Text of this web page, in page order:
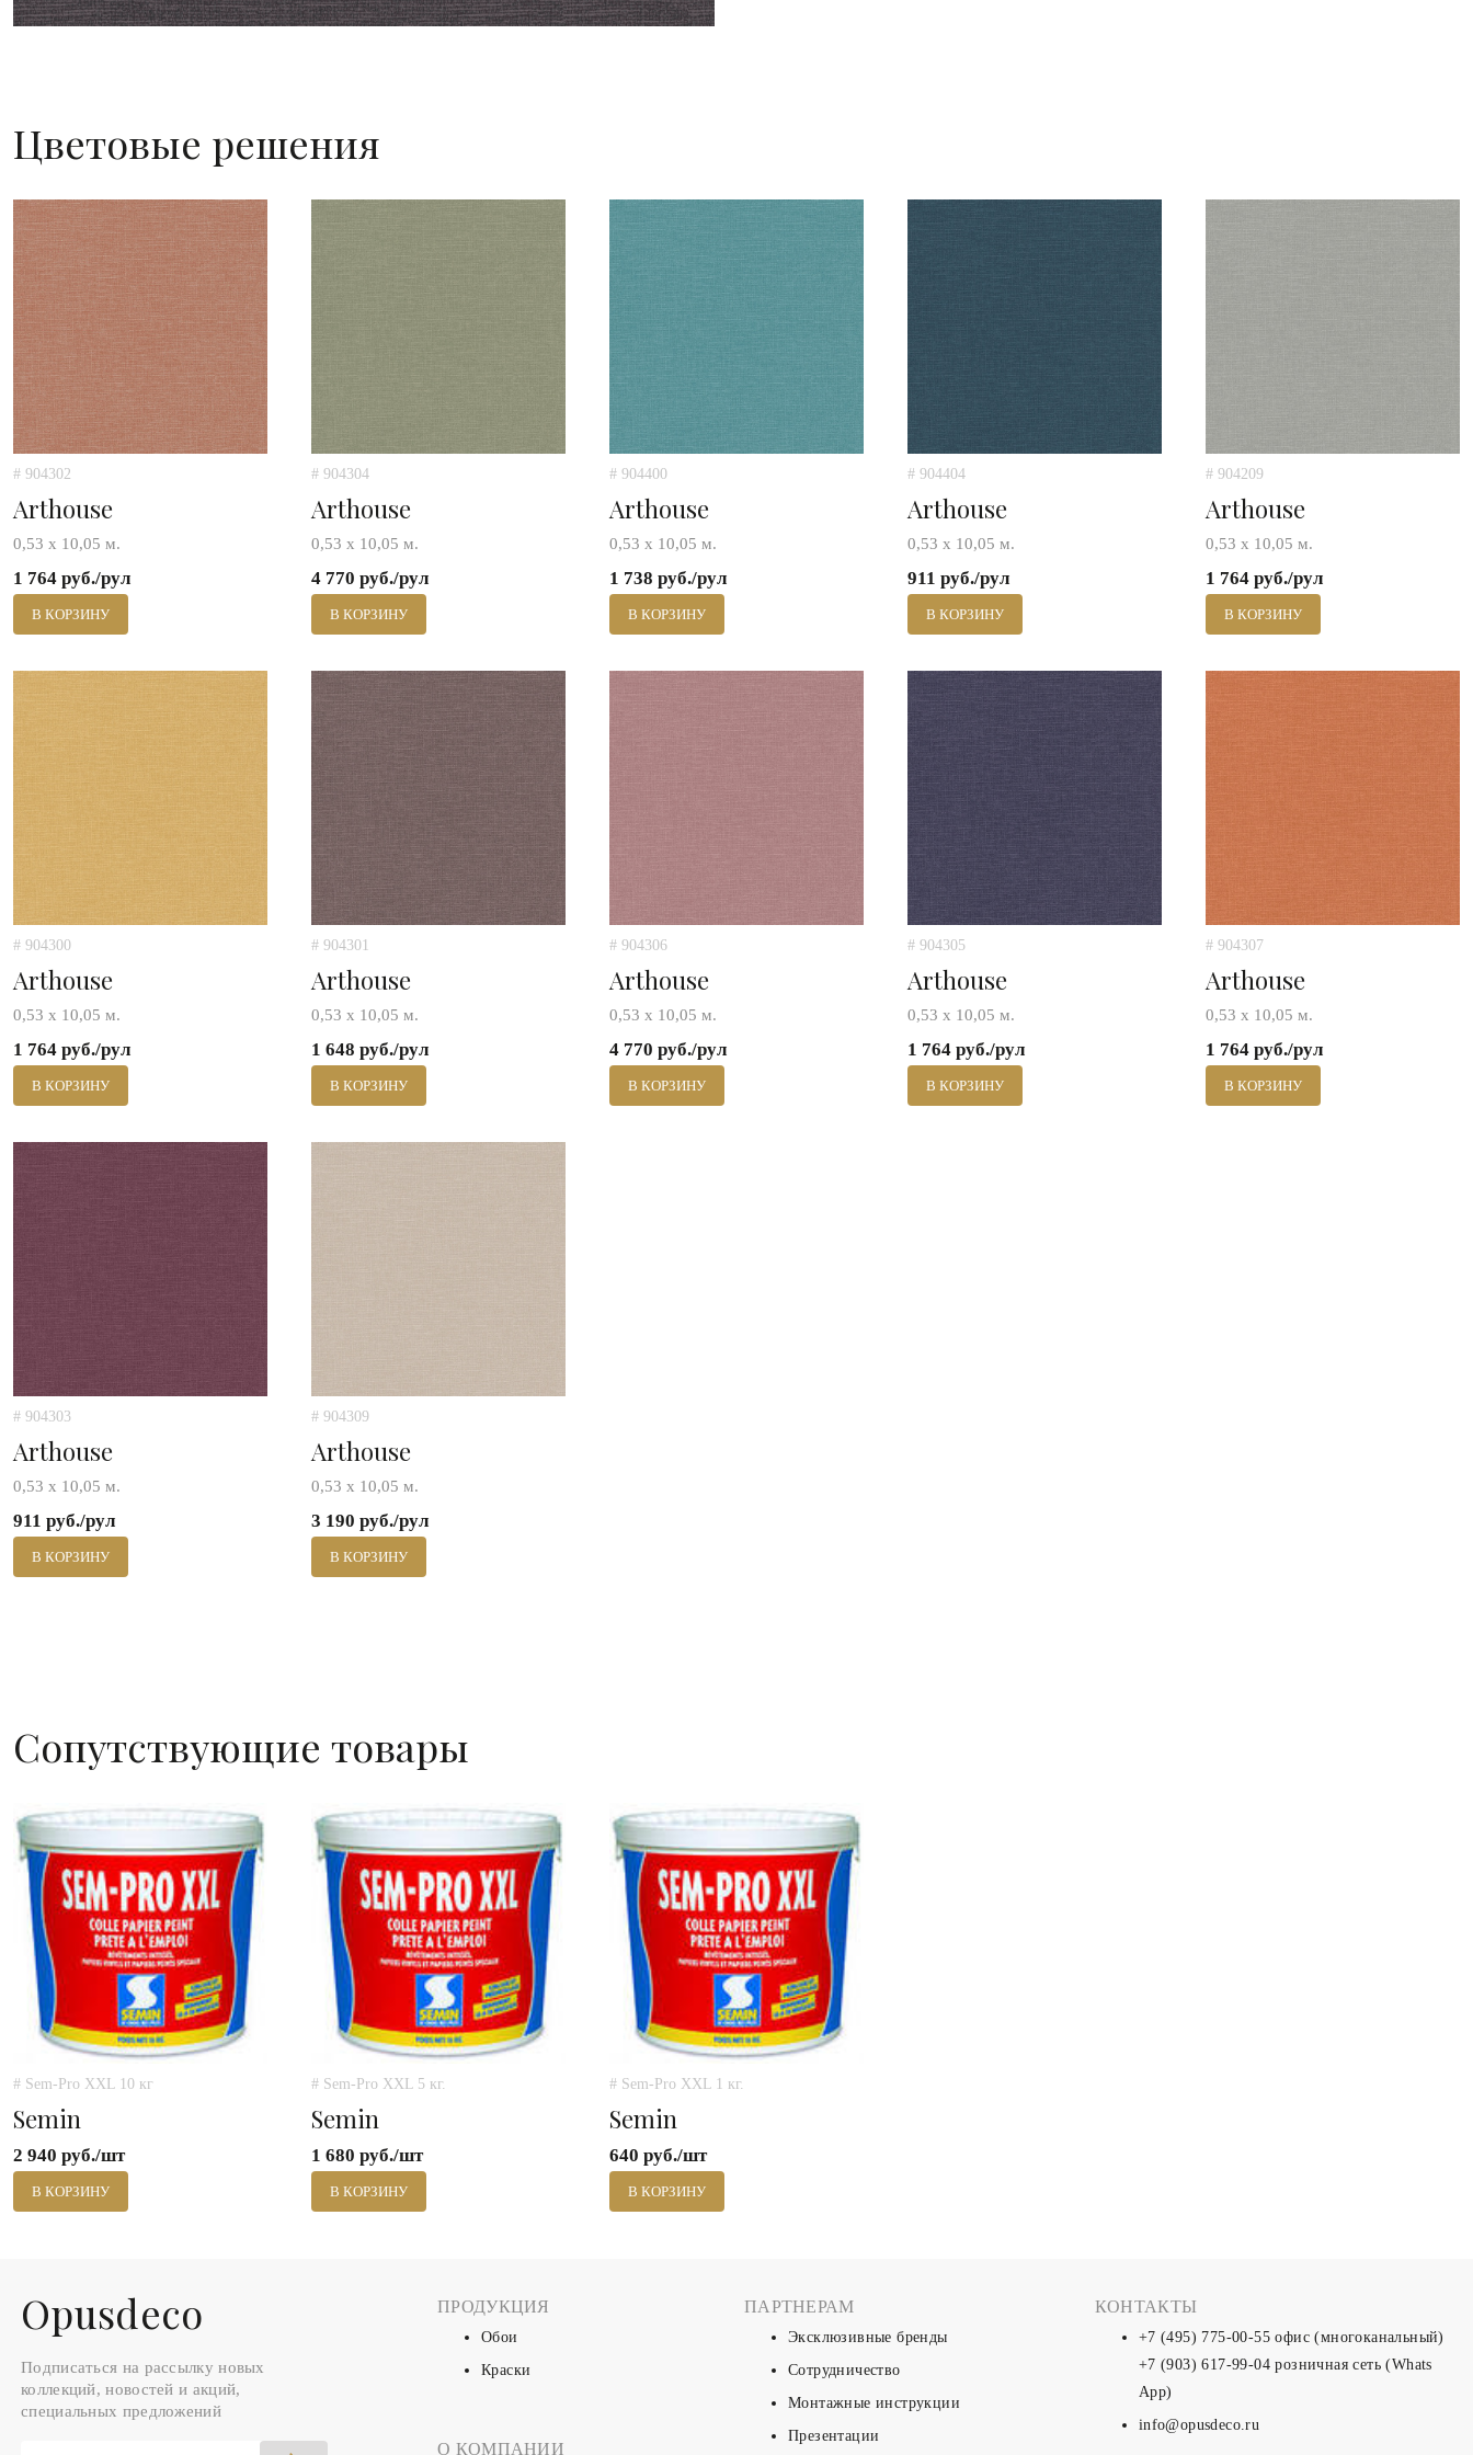
Цветовые решения
# 904302
Arthouse
0,53 х 10,05 м.
1 764 руб./рул
В КОРЗИНУ
# 904304
Arthouse
0,53 х 10,05 м.
4 770 руб./рул
В КОРЗИНУ
# 904400
Arthouse
0,53 х 10,05 м.
1 738 руб./рул
В КОРЗИНУ
# 904404
Arthouse
0,53 х 10,05 м.
911 руб./рул
В КОРЗИНУ
# 904209
Arthouse
0,53 х 10,05 м.
1 764 руб./рул
В КОРЗИНУ
# 904300
Arthouse
0,53 х 10,05 м.
1 764 руб./рул
В КОРЗИНУ
# 904301
Arthouse
0,53 х 10,05 м.
1 648 руб./рул
В КОРЗИНУ
# 904306
Arthouse
0,53 х 10,05 м.
4 770 руб./рул
В КОРЗИНУ
# 904305
Arthouse
0,53 х 10,05 м.
1 764 руб./рул
В КОРЗИНУ
# 904307
Arthouse
0,53 х 10,05 м.
1 764 руб./рул
В КОРЗИНУ
# 904303
Arthouse
0,53 х 10,05 м.
911 руб./рул
В КОРЗИНУ
# 904309
Arthouse
0,53 х 10,05 м.
3 190 руб./рул
В КОРЗИНУ
Сопутствующие товары
# Sem-Pro XXL 10 кг
Semin
2 940 руб./шт
В КОРЗИНУ
# Sem-Pro XXL 5 кг.
Semin
1 680 руб./шт
В КОРЗИНУ
# Sem-Pro XXL 1 кг.
Semin
640 руб./шт
В КОРЗИНУ
Оpusdeco
Подписаться на рассылку новых
коллекций, новостей и акций,
специальных предложений
ПРОДУКЦИЯ
Обои
Краски
О КОМПАНИИ
ПАРТНЕРАМ
Эксклюзивные бренды
Сотрудничество
Монтажные инструкции
Презентации
КОНТАКТЫ
+7 (495) 775-00-55 офис (многоканальный)
+7 (903) 617-99-04 розничная сеть (Whats
App)
info@opusdeco.ru